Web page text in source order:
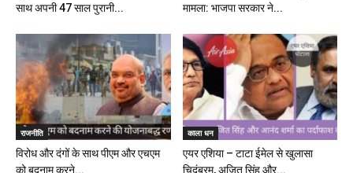
साथ अपनी 47 साल पुरानी...
मामला: भाजपा सरकार ने...
राजनीति
विरोध और दंगों के साथ पीएम और एचएम
को बदनाम करने...
काला धन
एयर एशिया – टाटा ईमेल से खुलासा
चिदंबरम, अजित सिंह और...